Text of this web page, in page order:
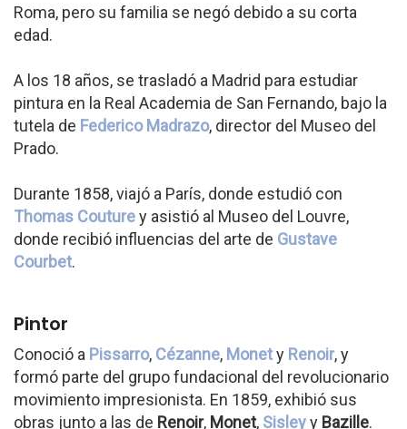
Roma, pero su familia se negó debido a su corta
edad.
A los 18 años, se trasladó a Madrid para estudiar
pintura en la Real Academia de San Fernando, bajo la
tutela de Federico Madrazo, director del Museo del
Prado.
Durante 1858, viajó a París, donde estudió con
Thomas Couturey asistió al Museo del Louvre,
donde recibió influencias del arte de Gustave
Courbet.
Pintor
Conoció a Pissarro, Cézanne, Monety Renoir, y
formó parte del grupo fundacional del revolucionario
movimiento impresionista. En 1859, exhibió sus
obras junto a las de Renoir, Monet, Sisleyy Bazille.